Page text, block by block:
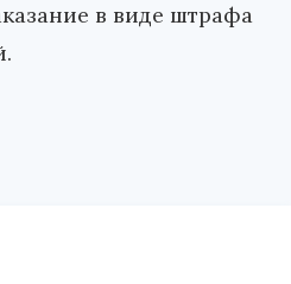
в виде штрафа